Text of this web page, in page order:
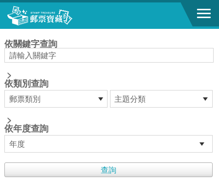
跳到主要內容區塊
依關鍵字查詢
>
依類別查詢
>
依年度查詢